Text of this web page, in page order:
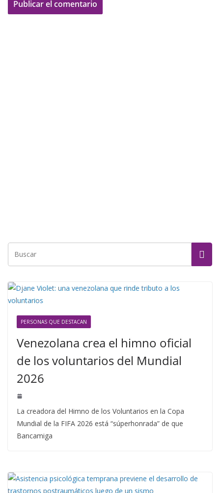
PERSONAS QUE DESTACAN
Venezolana crea el himno oficial
de los voluntarios del Mundial
2026
La creadora del Himno de los Voluntarios en la Copa
Mundial de la FIFA 2026 está “súperhonrada” de que
Bancamiga